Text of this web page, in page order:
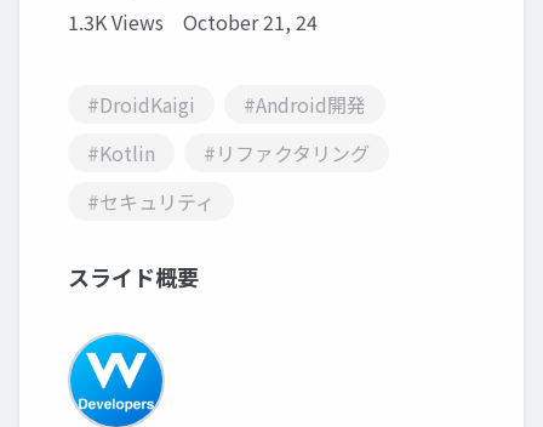
1.3K Views October 21, 24
#DroidKaigi
#Android開発
#Kotlin
#リファクタリング
#セキュリティ
スライド概要